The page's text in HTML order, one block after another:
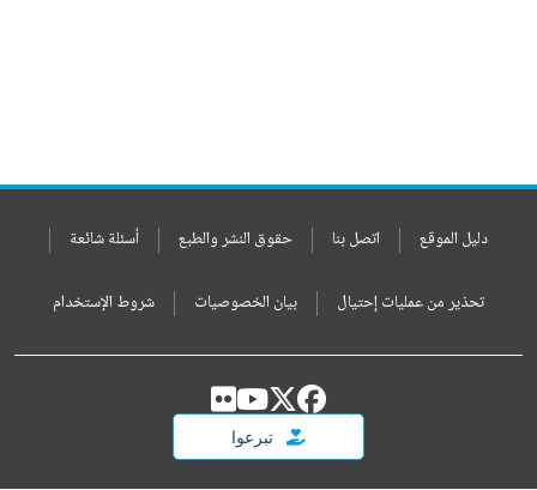
دليل الموقع اتصل بنا حقوق النشر والطبع أسئلة شائعة
تحذير من عمليات إحتيال بيان الخصوصيات شروط الإستخدام
تبرعوا